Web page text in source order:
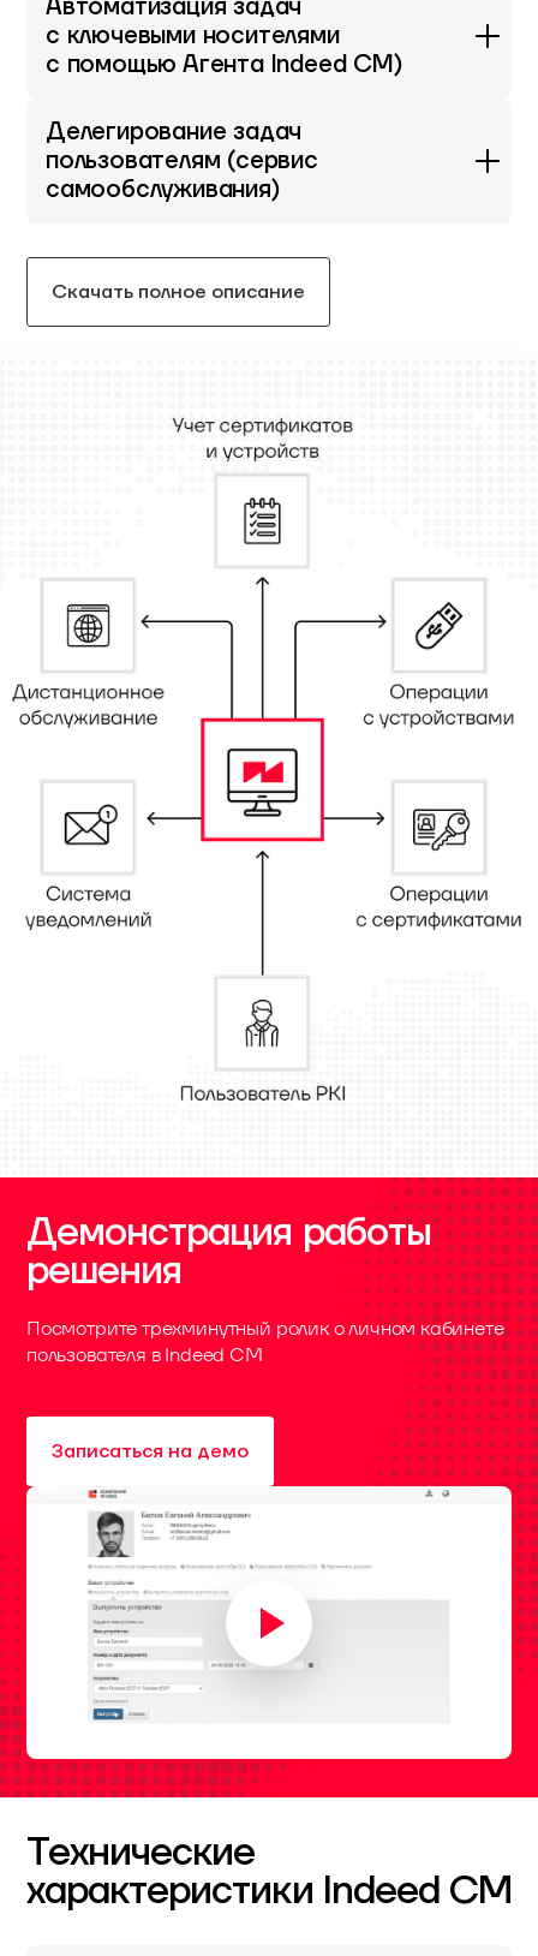
Автоматизация задач
с ключевыми носителями
с помощью Агента Indeed CM)
Делегирование задач
пользователям (сервис
самообслуживания)
Скачать полное описание
Демонстрация работы
решения
Посмотрите трехминутный ролик о личном кабинете
пользователя в Indeed CM
Записаться на демо
Технические
характеристики Indeed CM